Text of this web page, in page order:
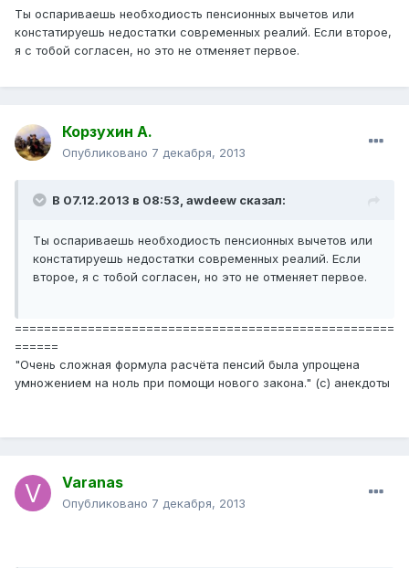
Ты оспариваешь необходиость пенсионных вычетов или
констатируешь недостатки современных реалий. Если второе,
я с тобой согласен, но это не отменяет первое.
Корзухин А.
Опубликовано 7 декабря, 2013
В 07.12.2013 в 08:53, awdeew сказал:
Ты оспариваешь необходиость пенсионных вычетов или
констатируешь недостатки современных реалий. Если
второе, я с тобой согласен, но это не отменяет первое.
====================================================
======
"Очень сложная формула расчёта пенсий была упрощена
умножением на ноль при помощи нового закона." (с) анекдоты
Varanas
Опубликовано 7 декабря, 2013